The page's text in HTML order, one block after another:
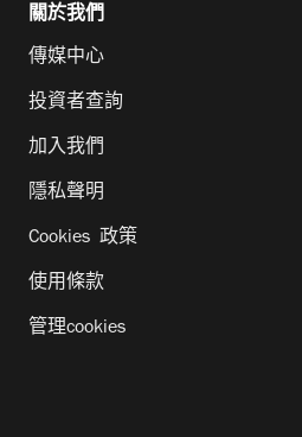
關於我們
傳媒中心
投資者查詢
加入我們
隱私聲明
Cookies 政策
使用條款
管理cookies